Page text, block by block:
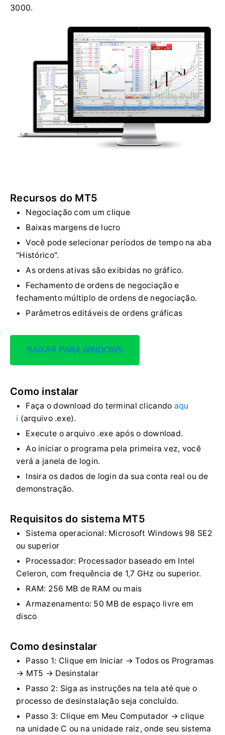
3000.
Recursos do MT5
Negociação com um clique
Baixas margens de lucro
Você pode selecionar períodos de tempo na aba
"Histórico".
As ordens ativas são exibidas no gráfico.
Fechamento de ordens de negociação e
fechamento múltiplo de ordens de negociação.
Parâmetros editáveis ​​de ordens gráficas
BAIXAR PARA WINDOWS
Como instalar
Faça o download do terminal clicando aqu
i (arquivo .exe).
Execute o arquivo .exe após o download.
Ao iniciar o programa pela primeira vez, você
verá a janela de login.
Insira os dados de login da sua conta real ou de
demonstração.
Requisitos do sistema MT5
Sistema operacional: Microsoft Windows 98 SE2
ou superior
Processador: Processador baseado em Intel
Celeron, com frequência de 1,7 GHz ou superior.
RAM: 256 MB de RAM ou mais
Armazenamento: 50 MB de espaço livre em
disco
Como desinstalar
Passo 1: Clique em Iniciar → Todos os Programas
→ MT5 → Desinstalar
Passo 2: Siga as instruções na tela até que o
processo de desinstalação seja concluído.
Passo 3: Clique em Meu Computador → clique
na unidade C ou na unidade raiz, onde seu sistema